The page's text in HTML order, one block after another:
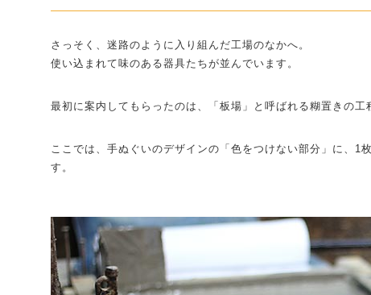
さっそく、迷路のように入り組んだ工場のなかへ。
使い込まれて味のある器具たちが並んでいます。
最初に案内してもらったのは、「板場」と呼ばれる糊置きの工
ここでは、手ぬぐいのデザインの「色をつけない部分」に、1
す。